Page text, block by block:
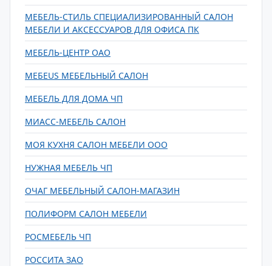
МЕБЕЛЬ-СТИЛЬ СПЕЦИАЛИЗИРОВАННЫЙ САЛОН
МЕБЕЛИ И АКСЕССУАРОВ ДЛЯ ОФИСА ПК
МЕБЕЛЬ-ЦЕНТР ОАО
МЕБЕUS МЕБЕЛЬНЫЙ САЛОН
МЕБЕЛЬ ДЛЯ ДОМА ЧП
МИАСС-МЕБЕЛЬ САЛОН
МОЯ КУХНЯ САЛОН МЕБЕЛИ ООО
НУЖНАЯ МЕБЕЛЬ ЧП
ОЧАГ МЕБЕЛЬНЫЙ САЛОН-МАГАЗИН
ПОЛИФОРМ САЛОН МЕБЕЛИ
РОСМЕБЕЛЬ ЧП
РОССИТА ЗАО